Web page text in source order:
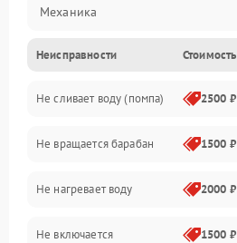
Механика
Электропитание
Водоснабжение
Слив
Программное обеспечение
Неисправности Стоимость
Не сливает воду (помпа) 2500 ₽
Не вращается барабан 1500 ₽
Не нагревает воду 2000 ₽
Не включается 1500 ₽